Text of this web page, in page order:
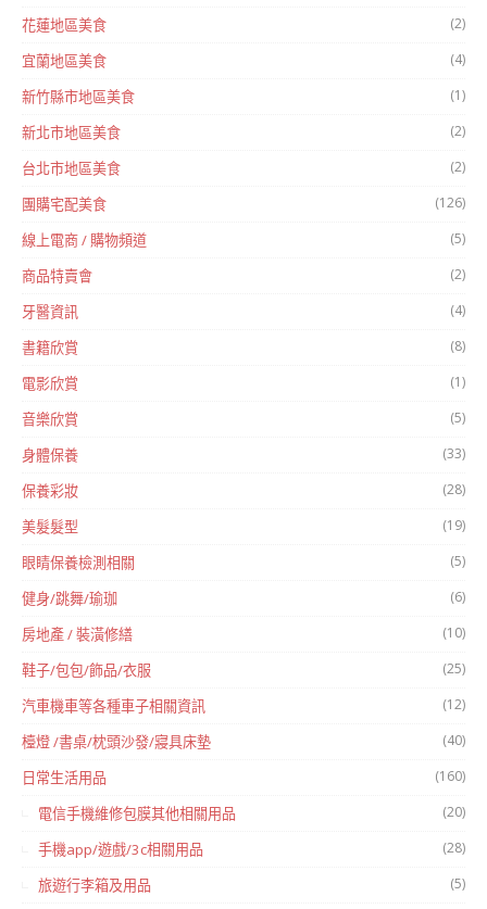
花蓮地區美食 (2)
宜蘭地區美食 (4)
新竹縣市地區美食 (1)
新北市地區美食 (2)
台北市地區美食 (2)
團購宅配美食 (126)
線上電商 / 購物頻道 (5)
商品特賣會 (2)
牙醫資訊 (4)
書籍欣賞 (8)
電影欣賞 (1)
音樂欣賞 (5)
身體保養 (33)
保養彩妝 (28)
美髮髮型 (19)
眼睛保養檢測相關 (5)
健身/跳舞/瑜珈 (6)
房地產 / 裝潢修繕 (10)
鞋子/包包/飾品/衣服 (25)
汽車機車等各種車子相關資訊 (12)
檯燈 /書桌/枕頭沙發/寢具床墊 (40)
日常生活用品 (160)
電信手機維修包膜其他相關用品 (20)
手機app/遊戲/3c相關用品 (28)
旅遊行李箱及用品 (5)